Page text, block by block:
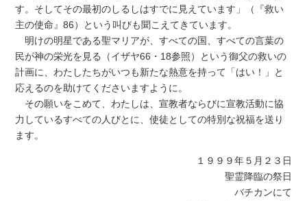
す。そしてその最初のしるしはすでに見えています」（『救い
主の使命』86）という叫びも聞こえてきています。
明けの明星である聖マリアが、すべての国、すべての言葉の
民が神の栄光を見る（イザヤ66・18参照）という御父の救いの
計画に、わたしたちがいつも新たな熱意を持って「はい！」と
応えるのを助けてくださいますように。
その願いをこめて、わたしは、宣教者ならびに宣教活動に協
力しているすべての人びとに、使徒としての特別な祝福を送り
ます。
１９９９年５月２３日
聖霊降臨の祭日
バチカンにて